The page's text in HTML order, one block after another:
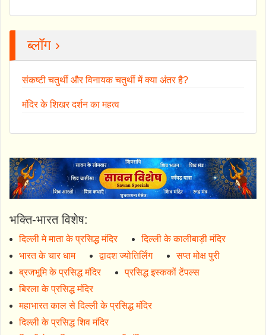
ब्लॉग ›
संकष्टी चतुर्थी और विनायक चतुर्थी में क्या अंतर है?
मंदिर के शिखर दर्शन का महत्व
भक्ति-भारत विशेष:
दिल्ली मे माता के प्रसिद्ध मंदिर
दिल्ली के कालीबाड़ी मंदिर
भारत के चार धाम
द्वादश ज्योतिर्लिंग
सप्त मोक्ष पुरी
ब्रजभूमि के प्रसिद्ध मंदिर
प्रसिद्ध इस्ककों टेंपल्स
बिरला के प्रसिद्ध मंदिर
महाभारत काल से दिल्ली के प्रसिद्ध मंदिर
दिल्ली के प्रसिद्ध शिव मंदिर